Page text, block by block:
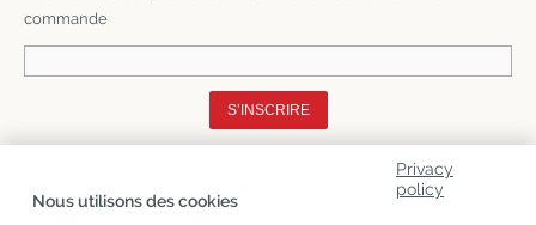
commande
S’INSCRIRE
Privacy
policy
Nous utilisons des cookies